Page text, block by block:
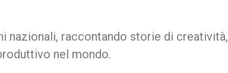
nazionali, raccontando storie di creatività,
nel mondo.